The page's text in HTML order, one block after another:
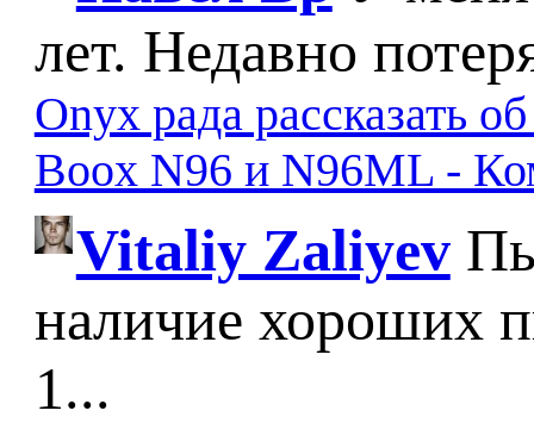
лет. Недавно
Onyx рада рассказать
Boox N96 и N96ML -
Vitaliy Zaliyev
наличие хороших
1...